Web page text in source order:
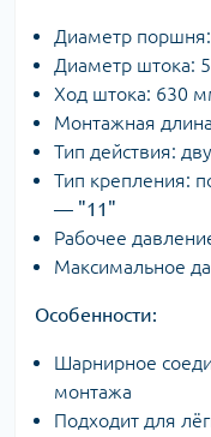
Диаметр
Диаметр штока:
Ход штока: 630
Монтажная
Тип действия:
Тип крепления:
— "11"
Рабочее
Максимальное
Особенности:
Шарнирное
монтажа
Подходит для